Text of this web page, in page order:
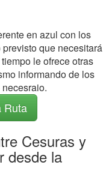
en azul con los
que necesitará
le ofrece otras
informando de los
Ruta
Cesuras y
desde la